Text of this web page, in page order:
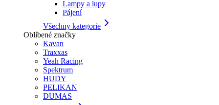
Lampy a lupy
Pájení
Všechny kategorie
Oblíbené značky
Kavan
Traxxas
Yeah Racing
Spektrum
HUDY
PELIKAN
DUMAS